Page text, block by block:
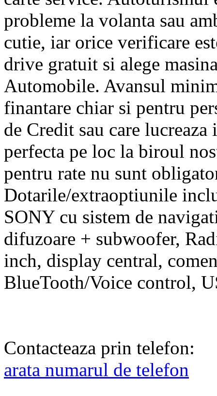
probleme la volanta sau
cutie, iar orice verificare
drive gratuit si alege
Automobile. Avansul
finantare chiar si pentru
de Credit sau care
perfecta pe loc la biroul
pentru rate nu sunt
Dotarile/extraoptiunile
SONY cu sistem de
difuzoare + subwoofer,
inch, display central,
BlueTooth/Voice control,
Contacteaza prin telefon:
arata numarul de telefon